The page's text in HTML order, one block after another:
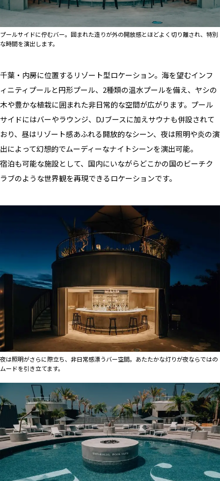
プールサイドに佇むバー。囲まれた造りが外の開放感とほどよく切り離され、特別
な時間を演出します。
千葉・内房に位置するリゾート型ロケーション。海を望むインフ
ィニティプールと円形プール、2種類の温水プールを備え、ヤシの
木や豊かな植栽に囲まれた非日常的な空間が広がります。プール
サイドにはバーやラウンジ、DJブースに加えサウナも併設されて
おり、昼はリゾート感あふれる開放的なシーン、夜は照明や炎の演
出によって幻想的でムーディーなナイトシーンを演出可能。
宿泊も可能な施設として、国内にいながらどこかの国のビーチク
ラブのような世界観を再現できるロケーションです。
夜は照明がさらに際立ち、非日常感漂うバー空間。あたたかな灯りが夜ならではの
ムードを引き立てます。